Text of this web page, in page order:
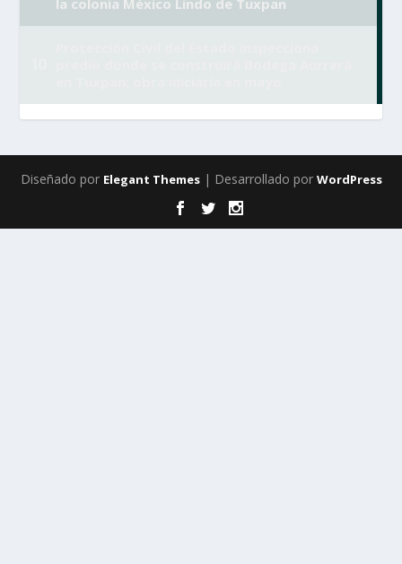
Diseñado por Elegant Themes| Desarrollado por WordPress